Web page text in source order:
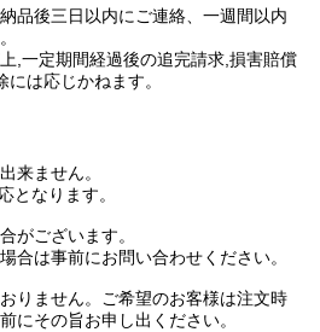
品後三日以内にご連絡、一週間以内
,一定期間経過後の追完請求,損害賠償
は応じかねます。
来ません。
となります。
がございます。
合は事前にお問い合わせください。
りません。ご希望のお客様は注文時
にその旨お申し出ください。